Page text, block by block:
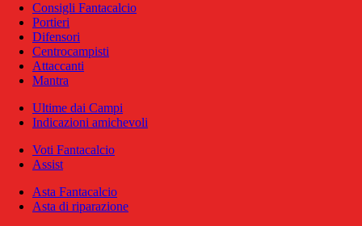
Consigli Fantacalcio
Portieri
Difensori
Centrocampisti
Attaccanti
Mantra
Ultime dai Campi
Indicazioni amichevoli
Voti Fantacalcio
Assist
Asta Fantacalcio
Asta di riparazione